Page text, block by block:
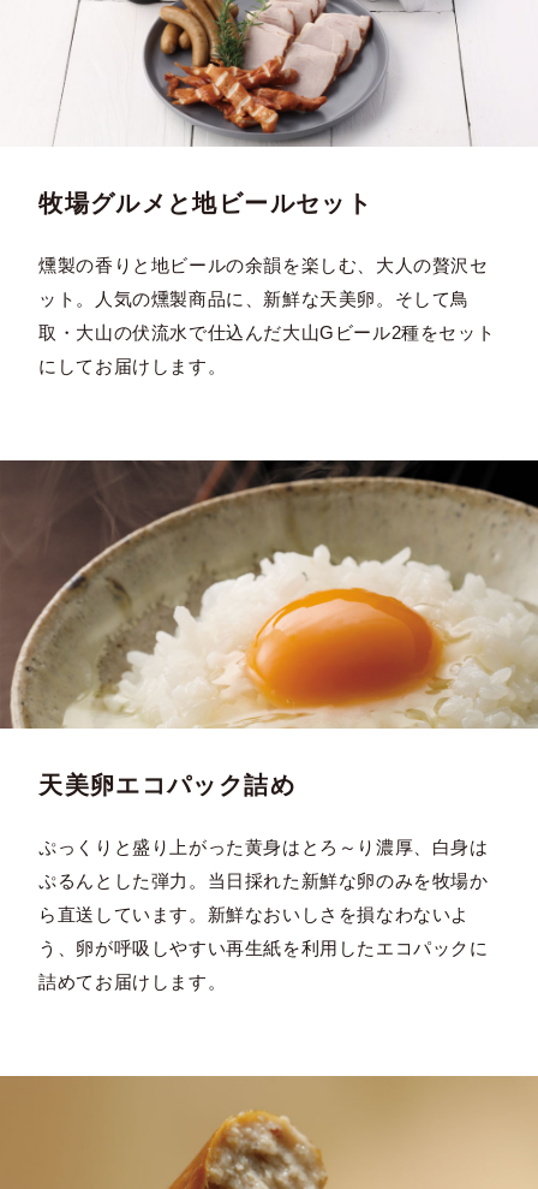
牧場グルメと地ビールセット
燻製の香りと地ビールの余韻を楽しむ、大人の贅沢セ
ット。人気の燻製商品に、新鮮な天美卵。そして鳥
取・大山の伏流水で仕込んだ大山Gビール2種をセット
にしてお届けします。
天美卵エコパック詰め
ぷっくりと盛り上がった黄身はとろ～り濃厚、白身は
ぷるんとした弾力。当日採れた新鮮な卵のみを牧場か
ら直送しています。新鮮なおいしさを損なわないよ
う、卵が呼吸しやすい再生紙を利用したエコパックに
詰めてお届けします。